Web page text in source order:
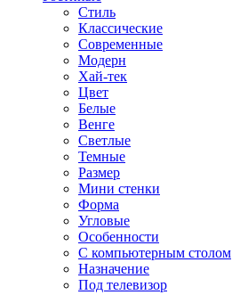
Стиль
Классические
Современные
Модерн
Хай-тек
Цвет
Белые
Венге
Светлые
Темные
Размер
Мини стенки
Форма
Угловые
Особенности
С компьютерным столом
Назначение
Под телевизор